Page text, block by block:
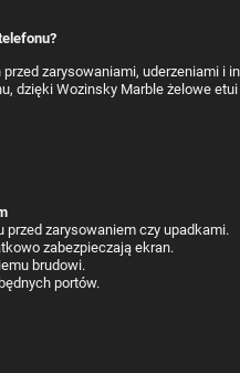
zarysowaniami, uderzeniami i
dzięki Wozinsky Marble żelowe
przed zarysowaniem czy upadkami.
zabezpieczają ekran.
brudowi.
portów.